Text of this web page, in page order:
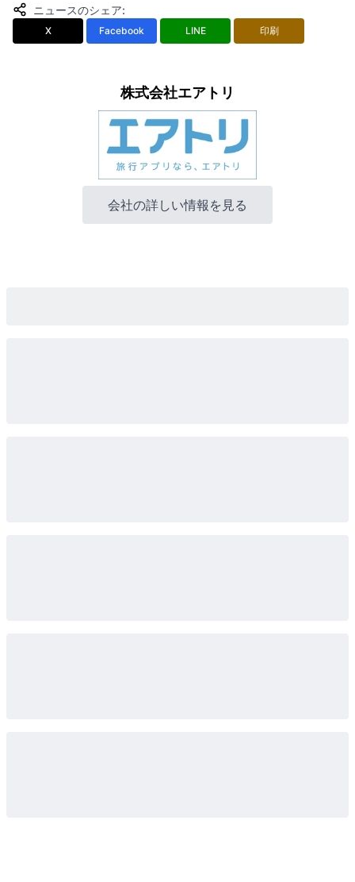
ニュースのシェア:
X Facebook LINE 印刷
株式会社エアトリ
会社の詳しい情報を見る